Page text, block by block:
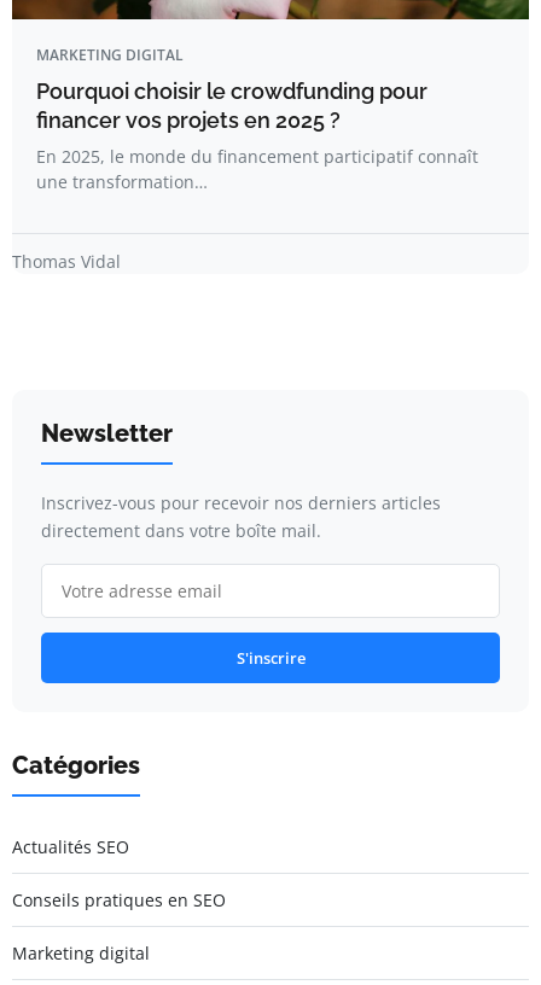
MARKETING DIGITAL
Pourquoi choisir le crowdfunding pour
financer vos projets en 2025 ?
En 2025, le monde du financement participatif connaît
une transformation…
Thomas Vidal
Newsletter
Inscrivez-vous pour recevoir nos derniers articles
directement dans votre boîte mail.
S'inscrire
Catégories
Actualités SEO
Conseils pratiques en SEO
Marketing digital